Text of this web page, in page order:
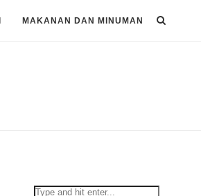
MAKANAN DAN MINUMAN